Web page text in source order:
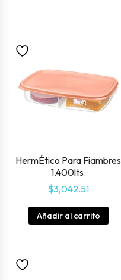
HermÉtico Para Fiambres
1.400lts.
$3,042.51
Añadir al carrito